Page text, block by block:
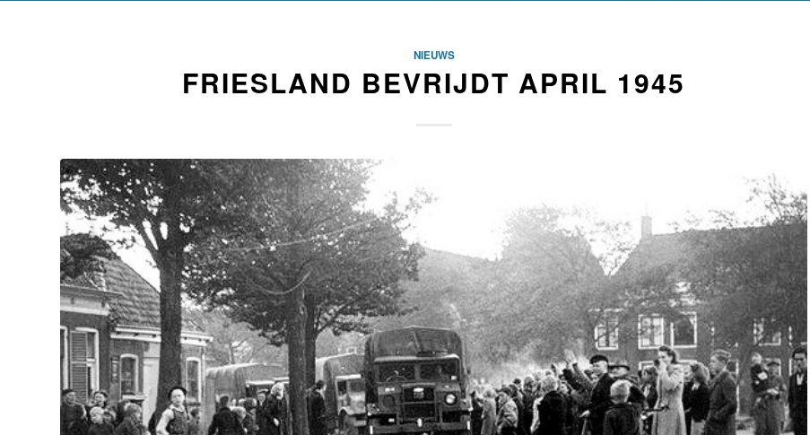
NIEUWS
FRIESLAND BEVRIJDT APRIL 1945